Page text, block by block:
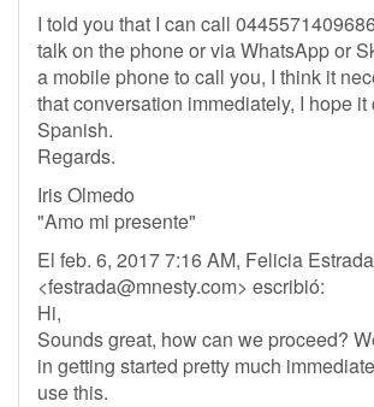
I told you that I can call
talk on the phone or via WhatsApp or
a mobile phone to call you, I think it
that conversation immediately, I hope it
Spanish.
Regards.
Iris Olmedo
"Amo mi presente"
El feb. 6, 2017 7:16 AM, Felicia Estrada
<festrada@mnesty.com> escribió:
Hi,
Sounds great, how can we proceed?
in getting started pretty much
use this.